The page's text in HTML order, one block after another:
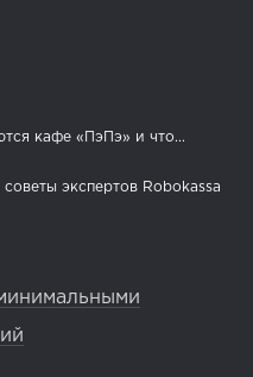
кафе «ПэПэ» и что...
экспертов Robokassa